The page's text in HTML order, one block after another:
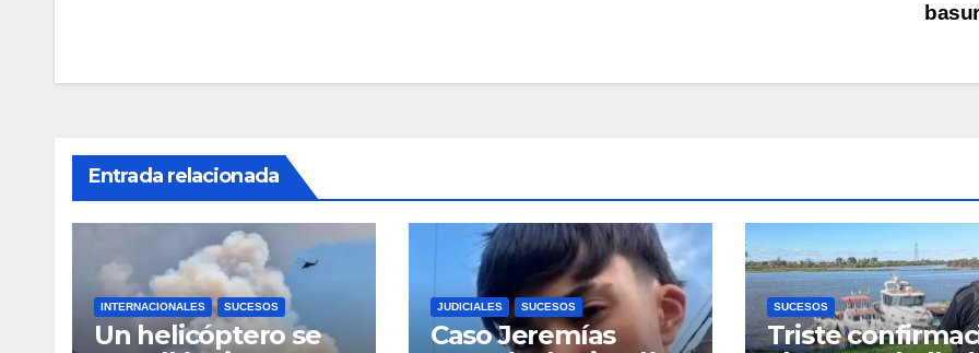
Entrada relacionada
INTERNACIONALES SUCESOS
Un helicóptero se
JUDICIALES SUCESOS
Caso Jeremías
SUCESOS
Triste